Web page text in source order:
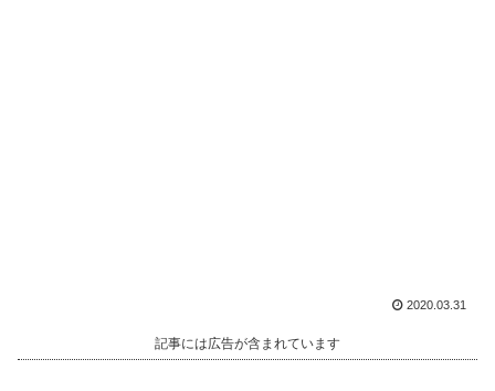
2020.03.31
記事には広告が含まれています